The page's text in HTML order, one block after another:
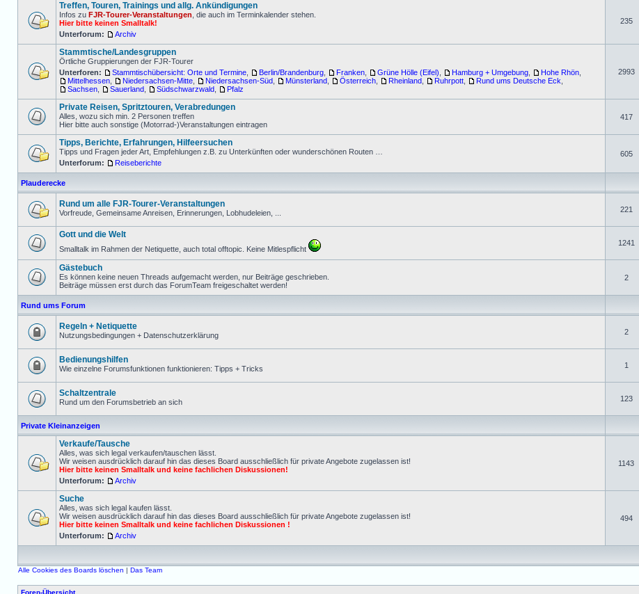
Treffen, Touren, Trainings und allg. Ankündigungen
Infos zu FJR-Tourer-Veranstaltungen , die auch im Terminkalender stehen.
Hier bitte keinen Smalltalk!
Unterforum:
Archiv
235
Stammtische/Landesgruppen
Örtliche Gruppierungen der FJR-Tourer
Unterforen:
Stammtischübersicht: Orte und Termine Berlin/Brandenburg Franken Grüne Hölle (Eifel) Hamburg + Umgebung Hohe Rhön
Mittelhessen
Niedersachsen-Mitte Niedersachsen-Süd Münsterland Österreich Rheinland Ruhrpott Rund ums Deutsche Eck
Sachsen
Sauerland Südschwarzwald Pfalz
2993
Private Reisen, Spritztouren, Verabredungen
Alles, wozu sich min. 2 Personen treffen
Hier bitte auch sonstige (Motorrad-)Veranstaltungen eintragen
417
Tipps, Berichte, Erfahrungen, Hilfeersuchen
Tipps und Fragen jeder Art, Empfehlungen z.B. zu Unterkünften oder wunderschönen Routen …
Unterforum:
Reiseberichte
605
Plauderecke
Rund um alle FJR-Tourer-Veranstaltungen
Vorfreude, Gemeinsame Anreisen, Erinnerungen, Lobhudeleien, ... 221
Gott und die Welt
Smalltalk im Rahmen der Netiquette, auch total offtopic. Keine Mitlespflicht
1241
Gästebuch
Es können keine neuen Threads aufgemacht werden, nur Beiträge geschrieben.
Beiträge müssen erst durch das ForumTeam freigeschaltet werden!
2
Rund ums Forum
Regeln + Netiquette
Nutzungsbedingungen + Datenschutzerklärung 2
Bedienungshilfen
Wie einzelne Forumsfunktionen funktionieren: Tipps + Tricks 1
Schaltzentrale
Rund um den Forumsbetrieb an sich 123
Private Kleinanzeigen
Verkaufe/Tausche
Alles, was sich legal verkaufen/tauschen lässt.
Wir weisen ausdrücklich darauf hin das dieses Board ausschließlich für private Angebote zugelassen ist!
Hier bitte keinen Smalltalk und keine fachlichen Diskussionen!
Unterforum:
Archiv
1143
Suche
Alles, was sich legal kaufen lässt.
Wir weisen ausdrücklich darauf hin das dieses Board ausschließlich für private Angebote zugelassen ist!
Hier bitte keinen Smalltalk und keine fachlichen Diskussionen !
Unterforum:
Archiv
494
Alle Cookies des Boards löschen | Das Team
Foren-Übersicht